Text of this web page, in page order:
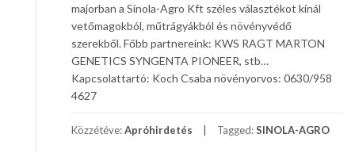
majorban a Sinola-Agro Kft széles választékot kínál
vetőmagokból, műtrágyákból és növényvédő
szerekből. Főbb partnereink: KWS RAGT MARTON
GENETICS SYNGENTA PIONEER, stb…
Kapcsolattartó: Koch Csaba növényorvos: 0630/958
4627
Közzétéve:Apróhirdetés Tagged:SINOLA-AGRO